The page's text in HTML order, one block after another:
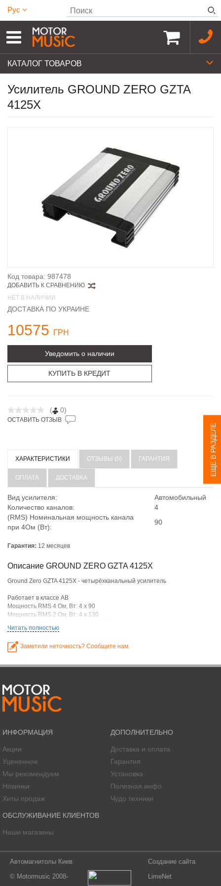
Рус
КАТАЛОГ ТОВАРОВ
ЕЩЕ В РАЗДЕЛЕ
Усилитель GROUND ZERO GZTA
4125X
Код товара: 987478
ДОБАВИТЬ К СРАВНЕНИЮ
НЕТ В НАЛИЧИИ
ДОСТАВКА ПО УКРАИНЕ
10575 ГРН
Уведомить о наличии
КУПИТЬ В КРЕДИТ
( 0)
ОСТАВИТЬ ОТЗЫВ
ХАРАКТЕРИСТИКИ ОТЗЫВЫ (0) ГАРАНТИЯ
ОПЛАТА ДОСТАВКА
Вид усилителя:
Автомобильный
Количество каналов:
4
(RMS) Номинальная мощность канала
при 4Ом (Вт):
90
Гарантия: 12 месяцев
Описание GROUND ZERO GZTA 4125X
Ground Zero GZTA 4125X - четырёхканальный усилитель
Работает в классе АB
Мощность RMS 4 Ом, Вт: 4 x 90
Мощность RMS 2 Ом, Вт: 4 x 130
Частотный диапазон, Гц: 5 - 38000
Соотношение сигнал/шум, дБ: > 70
КНИ, %: < 0,08
Фильтр НЧ, Гц: 5 - 500
Размеры, см: 33,2 x 4,9 x 23
Читать полностью
Заметили неточность? Сообщите нам.
ИНФОРМАЦИЯ
Акции
Уцененное
Мы рекомендуем
Новинки
Хиты продаж
ДОПОЛНИТЕЛЬНО
Доставка и оплата
Гарантия
Установка
Полезная инфо
Чудо техники
ОБСЛУЖИВАНИЕ КЛИЕНТОВ
Наши магазины
Автомагнитолы Киев
© Motormusic 2008-
Создание сайта
LimeNet